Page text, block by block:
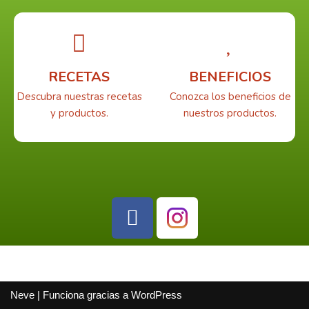
RECETAS
Descubra nuestras recetas
y productos.
BENEFICIOS
Conozca los beneficios de
nuestros productos.
Neve | Funciona gracias a WordPress